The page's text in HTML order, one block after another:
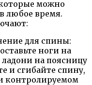
можно
любое время.
для спины:
ноги на
на поясницу
и сгибайте спину,
контролируемом